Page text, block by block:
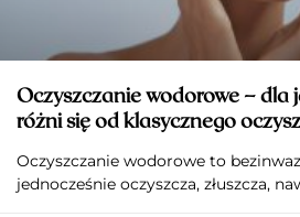
Oczyszczanie wodorowe – dla
różni się od klasycznego
Oczyszczanie wodorowe to
jednocześnie oczyszcza, złuszcza,